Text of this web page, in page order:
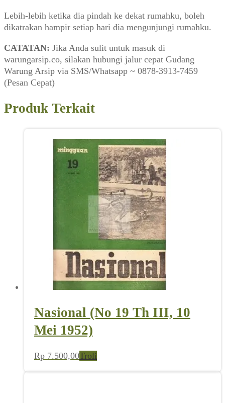
Lebih-lebih ketika dia pindah ke dekat rumahku, boleh
dikatrakan hampir setiap hari dia mengunjungi rumahku.
CATATAN: Jika Anda sulit untuk masuk di
warungarsip.co, silakan hubungi jalur cepat Gudang
Warung Arsip via SMS/Whatsapp ~ 0878-3913-7459
(Pesan Cepat)
Produk Terkait
Nasional (No 19 Th III, 10
Mei 1952)
Rp 7.500,00Troli